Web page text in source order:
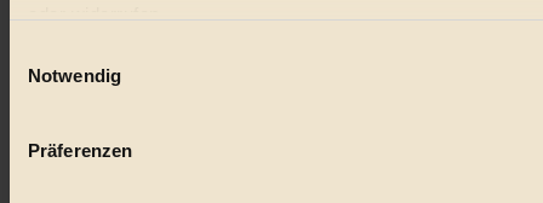
Wenn Sie es erlauben, würden wir auch gerne:
Ihr Gerät durch aktives Scannen nach bestimmten
Notwendig
Präferenzen
Vegan